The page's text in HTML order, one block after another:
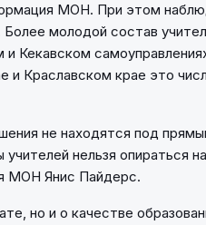
МОН. При этом
молодой состав
Кекавском
и Краславском крае это
не находятся под
нельзя опираться
МОН Янис Пайдерс.
но и о качестве